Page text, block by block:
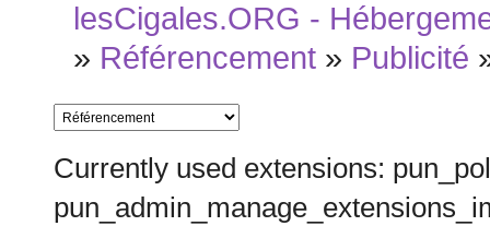
lesCigales.ORG -
» Référencement » Publicité
Currently used extensions: